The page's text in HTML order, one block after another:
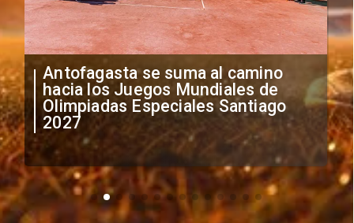
Antofagasta se suma al camino
hacia los Juegos Mundiales de
Olimpiadas Especiales Santiago
2027